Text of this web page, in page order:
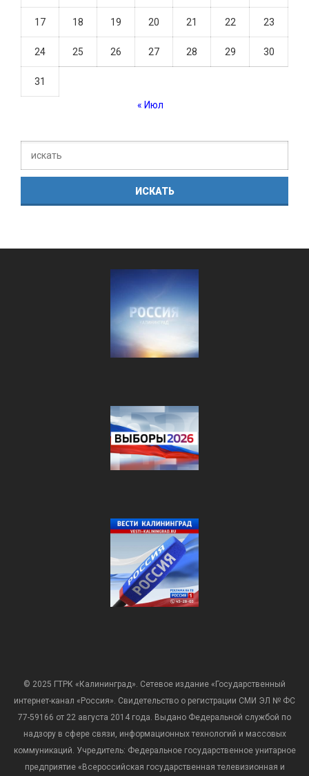
17 18 19 20 21 22 23
24 25 26 27 28 29 30
31
« Июл
© 2025 ГТРК «Калининград». Сетевое издание «Государственный
интернет-канал «Россия». Свидетельство о регистрации СМИ ЭЛ № ФС
77-59166 от 22 августа 2014 года. Выдано Федеральной службой по
надзору в сфере связи, информационных технологий и массовых
коммуникаций. Учредитель: Федеральное государственное унитарное
предприятие «Всероссийская государственная телевизионная и